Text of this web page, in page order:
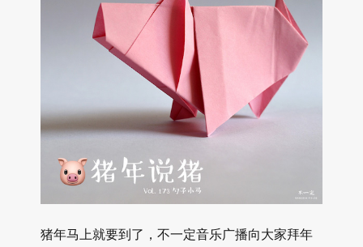
猪年马上就要到了，不一定音乐广播向大家拜年